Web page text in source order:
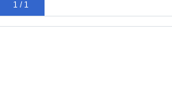
1 / 1